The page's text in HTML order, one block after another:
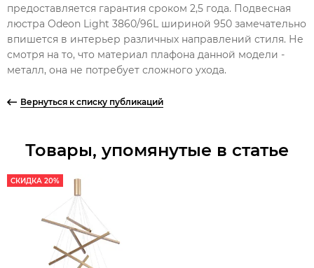
предоставляется гарантия сроком 2,5 года. Подвесная
люстра Odeon Light 3860/96L шириной 950 замечательно
впишется в интерьер различных направлений стиля. Не
смотря на то, что материал плафона данной модели -
металл, она не потребует сложного ухода.
Вернуться к списку публикаций
Товары, упомянутые в статье
СКИДКА 20%